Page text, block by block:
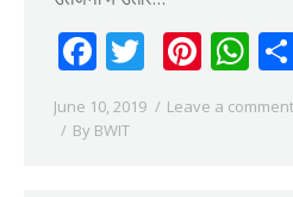
Facebook
Twitter
June 10, 2019 Leave a comment
By BWIT